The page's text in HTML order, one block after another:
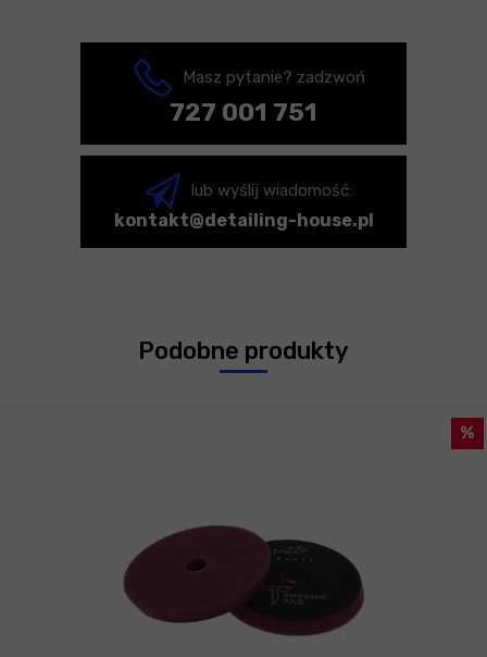
Masz pytanie? zadzwoń
727 001 751
lub wyślij wiadomość:
kontakt@detailing-house.pl
Podobne produkty